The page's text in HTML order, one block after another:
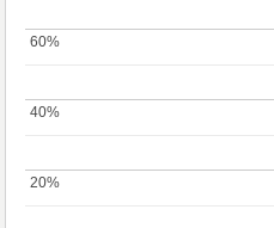
20%
20%
40%
40%
60%
60%